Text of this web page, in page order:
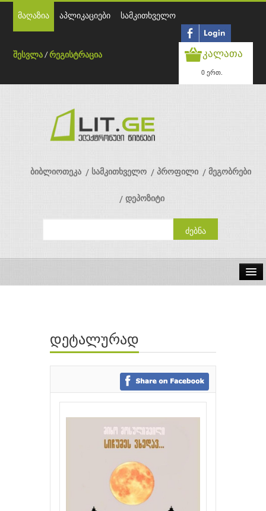
მაღაზია აპლიკაციები სამკითხველო
შესვლა /რეგისტრაცია კალათა
0 ერთ.
ბიბლიოთეკა სამკითხველო პროფილი მეგობრები
დეპოზიტი
ავტორები
გამომცემლობები
დეტალურად